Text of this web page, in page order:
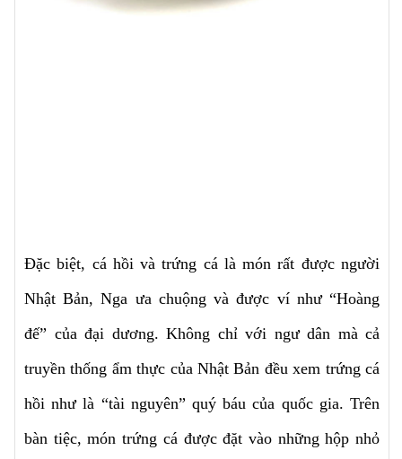
Đặc biệt, cá hồi và trứng cá là món rất được người
Nhật Bản, Nga ưa chuộng và được ví như “Hoàng
đế” của đại dương. Không chỉ với ngư dân mà cả
truyền thống ẩm thực của Nhật Bản đều xem trứng cá
hồi như là “tài nguyên” quý báu của quốc gia. Trên
bàn tiệc, món trứng cá được đặt vào những hộp nhỏ